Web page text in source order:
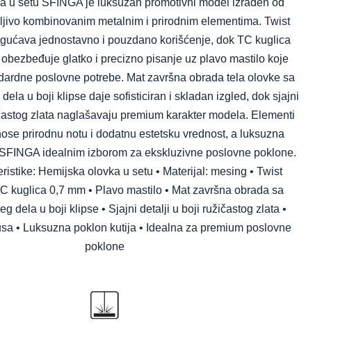
kombinovanim metalnim i prirodnim elementima. Twist
jednostavno i pouzdano korišćenje, dok TC kuglica
glatko i precizno pisanje uz plavo mastilo koje
poslovne potrebe. Mat završna obrada tela olovke sa
u boji klipse daje sofisticiran i skladan izgled, dok sjajni
zlata naglašavaju premium karakter modela. Elementi
prirodnu notu i dodatnu estetsku vrednost, a luksuzna
idealnim izborom za ekskluzivne poslovne poklone.
Hemijska olovka u setu • Materijal: mesing • Twist
kuglica 0,7 mm • Plavo mastilo • Mat završna obrada sa
dela u boji klipse • Sjajni detalji u boji ružičastog zlata •
• Luksuzna poklon kutija • Idealna za premium poslovne
poklone